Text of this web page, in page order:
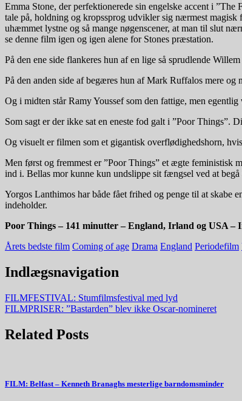
Emma Stone, der perfektionerede sin engelske accent i
tale på, holdning og kropssprog udvikler sig nærmest magisk
uhæmmet lystne og så mange nøgenscener, at man til slut
se denne film igen og igen alene for Stones præstation.
På den ene side flankeres hun af en lige så sprudlende
På den anden side af begæres hun af Mark Ruffalos mere
Og i midten står Ramy Youssef som den fattige, men egentlig
Som sagt er der ikke sat en eneste fod galt i ”Poor Things”.
Og visuelt er filmen som et gigantisk overflødighedshorn,
Men først og fremmest er ”Poor Things” et ægte feministisk
ind i. Bellas mor kunne kun undslippe sit fængsel ved at
Yorgos Lanthimos har både fået frihed og penge til at skabe
indeholder.
Poor Things – 141 minutter – England, Irland og USA
Årets bedste film Coming of age Drama England Periodefilm
Indlægsnavigation
FILMFESTIVAL: Stumfilmsfestival med lyd
FILMPRISER: ”Bastarden” blev ikke Oscar-nomineret
Related Posts
FILM: Belfast – Kenneth Branaghs mesterlige barndomsminder